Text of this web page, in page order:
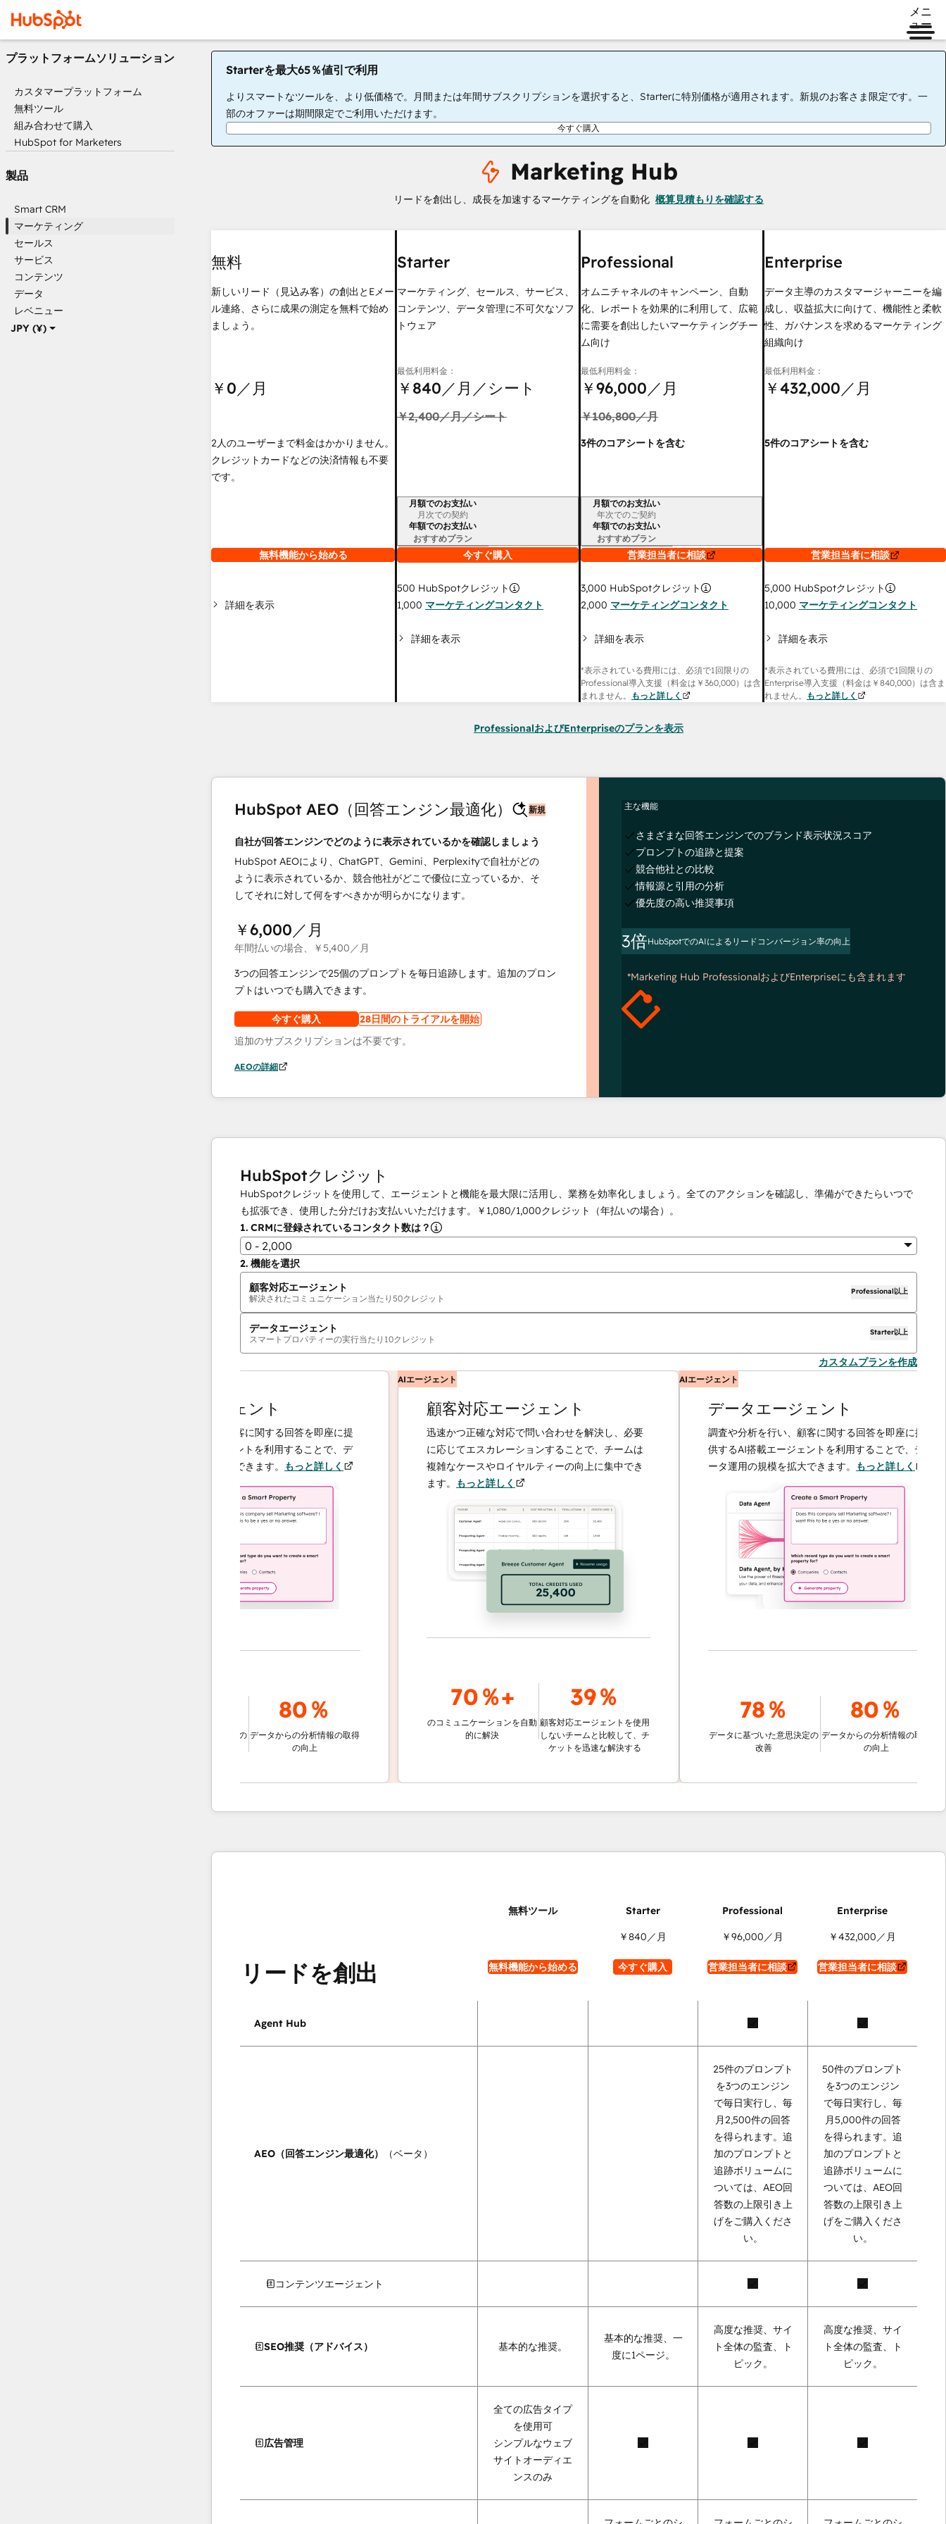
メニ
ュー
JPY (¥)
プラットフォームソリューション
カスタマープラットフォーム
無料ツール
組み合わせて購入
HubSpot for Marketers
製品
Smart CRM
マーケティング
セールス
サービス
コンテンツ
データ
レベニュー
Starterを最大65％値引で利用
よりスマートなツールを、より低価格で。月間または年間サブスクリプションを選択すると、Starterに特別価格が適用されます。新規のお客さま限定です。一
部のオファーは期間限定でご利用いただけます。
今すぐ購入
Marketing Hub
リードを創出し、成長を加速するマーケティングを自動化 概算見積もりを確認する
無料
新しいリード（見込み客）の創出とEメー
ル連絡、さらに成果の測定を無料で始め
ましょう。
￥0／月
2人のユーザーまで料金はかかりません。
クレジットカードなどの決済情報も不要
です。
無料機能から始める
詳細を表示
Starter
マーケティング、セールス、サービス、
コンテンツ、データ管理に不可欠なソフ
トウェア
最低利用料金：
￥840／月／シート
￥2,400／月／シート
請求期間
月額でのお支払い
月次での契約
年額でのお支払い
おすすめプラン
今すぐ購入
500 HubSpotクレジット
1,000 マーケティングコンタクト
詳細を表示
Professional
オムニチャネルのキャンペーン、自動
化、レポートを効果的に利用して、広範
に需要を創出したいマーケティングチー
ム向け
最低利用料金：
￥96,000／月
￥106,800／月
3件のコアシートを含む
請求期間
月額でのお支払い
年次でのご契約
年額でのお支払い
おすすめプラン
営業担当者に相談
3,000 HubSpotクレジット
2,000 マーケティングコンタクト
詳細を表示
*表示されている費用には、必須で1回限りの
Professional導入支援（料金は ￥360,000）は含
まれません。
もっと詳しく
Enterprise
データ主導のカスタマージャーニーを編
成し、収益拡大に向けて、機能性と柔軟
性、ガバナンスを求めるマーケティング
組織向け
最低利用料金：
￥432,000／月
5件のコアシートを含む
営業担当者に相談
5,000 HubSpotクレジット
10,000 マーケティングコンタクト
詳細を表示
*表示されている費用には、必須で1回限りの
Enterprise導入支援（料金は ￥840,000）は含ま
れません。
もっと詳しく
ProfessionalおよびEnterpriseのプランを表示
HubSpot AEO（回答エンジン最適化） 新規
自社が回答エンジンでどのように表示されているかを確認しましょう
HubSpot AEOにより、ChatGPT、Gemini、Perplexityで自社がどの
ように表示されているか、競合他社がどこで優位に立っているか、そ
してそれに対して何をすべきかが明らかになります。
￥6,000／月
年間払いの場合、 ￥5,400／月
3つの回答エンジンで25個のプロンプトを毎日追跡します。追加のプロン
プトはいつでも購入できます。
今すぐ購入
28日間のトライアルを開始
追加のサブスクリプションは不要です。
AEOの詳細
主な機能
さまざまな回答エンジンでのブランド表示状況スコア
プロンプトの追跡と提案
競合他社との比較
情報源と引用の分析
優先度の高い推奨事項
3倍HubSpotでのAIによるリードコンバージョン率の向上
*Marketing Hub ProfessionalおよびEnterpriseにも含まれます
HubSpotクレジット
HubSpotクレジットを使用して、エージェントと機能を最大限に活用し、業務を効率化しましょう。全てのアクションを確認し、準備ができたらいつで
も拡張でき、使用した分だけお支払いいただけます。
￥1,080/1,000クレジット（年払いの場合）。
1. CRMに登録されているコンタクト数は？
0 - 2,000
2. 機能を選択
顧客対応エージェント
解決されたコミュニケーション当たり 50クレジット
Professional以上
データエージェント
スマートプロパティーの実行当たり 10クレジット
Starter以上
カスタムプランを作成
データエージェント
調査や分析を行い、顧客に関する回答を即座に提
供するAI搭載エージェントを利用することで、デ
ータ運用の規模を拡大できます。もっと詳しく
80％
データからの分析情報の取得
AIエージェント
顧客対応エージェント
迅速かつ正確な対応で問い合わせを解決し、必要
に応じてエスカレーションすることで、チームは
複雑なケースやロイヤルティーの向上に集中でき
ます。もっと詳しく
70％+
のコミュニケーションを自動
的に解決
39％
顧客対応エージェントを使用
しないチームと比較して、チ
ケットを迅速な解決する
AIエージェント
データエージェント
調査や分析を行い、顧客に関する回答を即座に提
供するAI搭載エージェントを利用することで、デ
ータ運用の規模を拡大できます。もっと詳しく
78％
データに基づいた意思決定の
80％
データからの分析情報の取得
リードを創出 無料機能から始める
￥840 ／月
今すぐ購入
￥96,000 ／月
営業担当者に相談
￥432,000 ／月
営業担当者に相談
Agent Hub
AEO（回答エンジン最適化） （ベータ）
25件のプロンプト
を3つのエンジン
で毎日実行し、毎
月2,500件の回答
を得られます。追
加のプロンプトと
追跡ボリュームに
ついては、AEO回
答数の上限引き上
げをご購入くださ
い。
50件のプロンプト
を3つのエンジン
で毎日実行し、毎
月5,000件の回答
を得られます。追
加のプロンプトと
追跡ボリュームに
ついては、AEO回
答数の上限引き上
げをご購入くださ
い。
コンテンツエージェント
SEO推奨（アドバイス） 基本的な推奨。
基本的な推奨、一
度に1ページ。
高度な推奨、サイ
ト全体の監査、ト
ピック。
高度な推奨、サイ
ト全体の監査、ト
ピック。
広告管理
全ての広告タイプ
を使用可
シンプルなウェブ
サイトオーディエ
ンスのみ